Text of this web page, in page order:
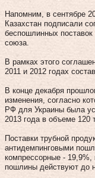
Напомним, в сентябре
Казахстан подписали
беспошлинных поставок
союза.
В рамках этого
2011 и 2012 годах
В конце декабря
изменения, согласно
РФ для Украины была
2013 года в объеме 120
Поставки трубной
антидемпинговыми
компрессорные -
пошлины действуют до